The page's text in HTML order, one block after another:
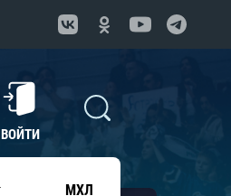
ВОЙТИ
МХЛ